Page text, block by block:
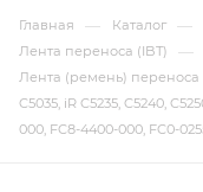
Главная — Каталог —
Лента переноса (IBT) —
Лента (ремень) переноса
C5035, iR C5235, C5240,
000, FC8-4400-000, FC0-